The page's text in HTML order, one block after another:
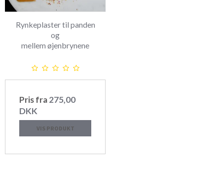
Rynkeplaster til panden
og
mellem øjenbrynene
Pris fra275,00
DKK
VIS PRODUKT